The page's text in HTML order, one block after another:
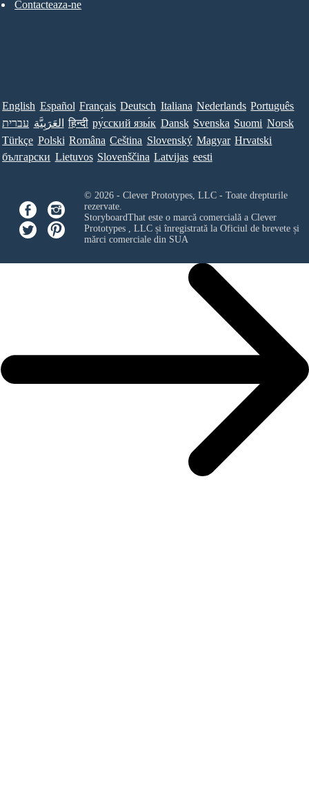
Contacteaza-ne
English Español Français Deutsch Italiana Nederlands Português
עברית العَرَبِيَّة हिन्दी ру́сский язы́к Dansk Svenska Suomi Norsk
Türkçe Polski Româna Ceština Slovenský Magyar Hrvatski
български Lietuvos Slovenščina Latvijas eesti
© 2026 - Clever Prototypes, LLC - Toate drepturile
rezervate.
StoryboardThat este o marcă comercială a Clever
Prototypes , LLCși înregistrată la Oficiul de brevete și
mărci comerciale din SUA